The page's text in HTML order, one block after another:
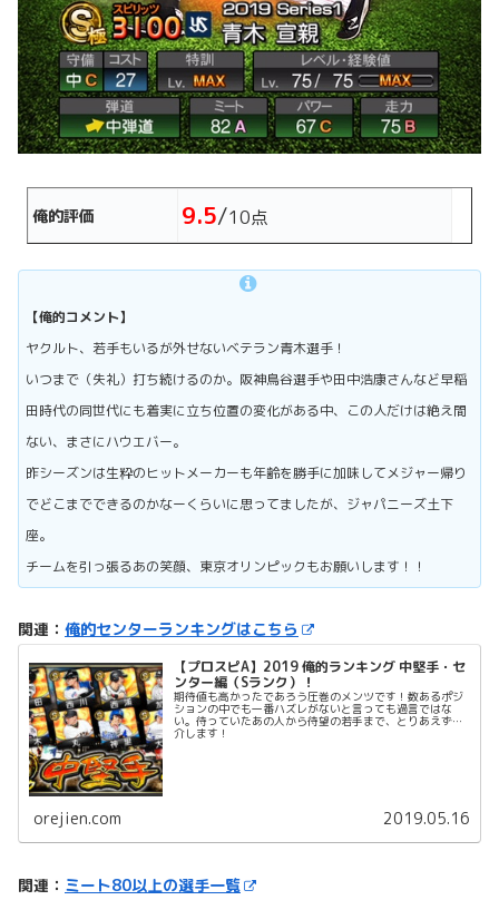
俺的評価 9.5/10点
【俺的コメント】
ヤクルト、若手もいるが外せないベテラン青木選手 ！
いつまで（失礼）打ち続けるのか。阪神鳥谷選手や田中浩康さんなど早稲
田時代の同世代にも着実に立ち位置の変化がある中、この人だけは絶え間
ない、まさにハウエバー。
昨シーズンは生粋のヒットメーカーも年齢を勝手に加味してメジャー帰り
でどこまでできるのかなーくらいに思ってましたが、ジャパニーズ土下
座。
チームを引っ張るあの笑顔、東京オリンピックもお願いします！！
関連： 俺的センターランキングはこちら
【プロスピA】2019 俺的ランキング 中堅手・セ
ンター編（Sランク）！
期待値も高かったであろう圧巻のメンツです！数あるポジ
ションの中でも一番ハズレがないと言っても過言ではな
い。待っていたあの人から待望の若手まで、とりあえず紹
介します！
orejien.com 2019.05.16
関連： ミート80以上の選手一覧